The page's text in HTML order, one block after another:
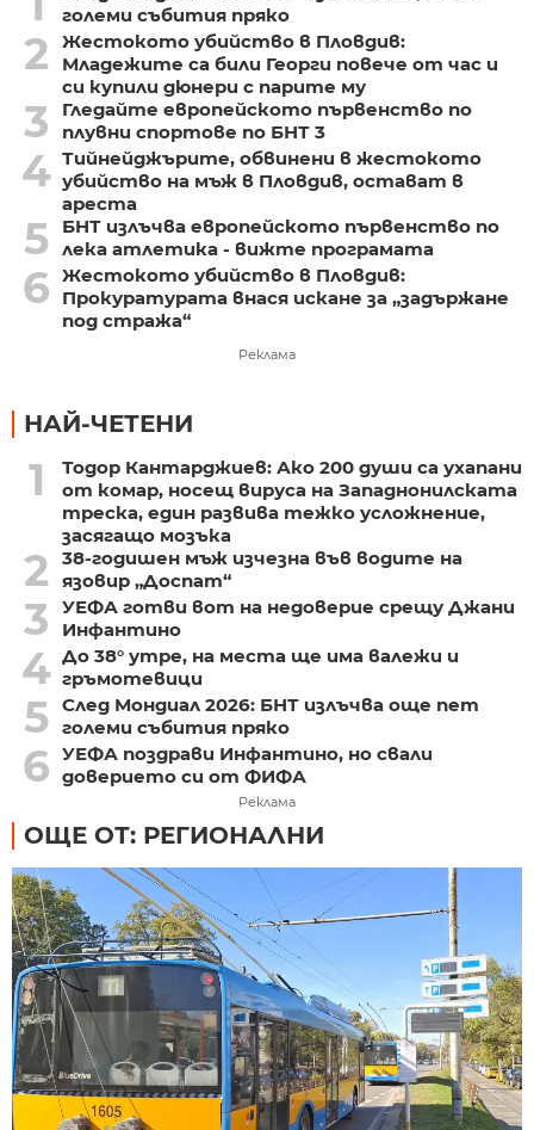
големи събития пряко
2
Жестокото убийство в Пловдив:
Младежите са били Георги повече от час и
си купили дюнери с парите му
3
Гледайте европейското първенство по
плувни спортове по БНТ 3
4 Тийнейджърите, обвинени в жестокото
убийство на мъж в Пловдив, остават в
ареста
5
БНТ излъчва европейското първенство по
лека атлетика - вижте програмата
6 Жестокото убийство в Пловдив:
Прокуратурата внася искане за „задържане
под стража“
Реклама
НАЙ-ЧЕТЕНИ
1
Тодор Кантарджиев: Ако 200 души са ухапани
от комар, носещ вируса на Западнонилската
треска, един развива тежко усложнение,
засягащо мозъка
2
38-годишен мъж изчезна във водите на
язовир „Доспат“
3
УЕФА готви вот на недоверие срещу Джани
Инфантино
4 До 38° утре, на места ще има валежи и
гръмотевици
5 След Мондиал 2026: БНТ излъчва още пет
големи събития пряко
6 УЕФА поздрави Инфантино, но свали
доверието си от ФИФА
Реклама
ОЩЕ ОТ: РЕГИОНАЛНИ